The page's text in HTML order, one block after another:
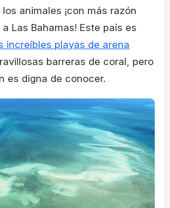
animales ¡con más razón
Las Bahamas! Este país es
increíbles playas de arena
barreras de coral, pero
es digna de conocer.